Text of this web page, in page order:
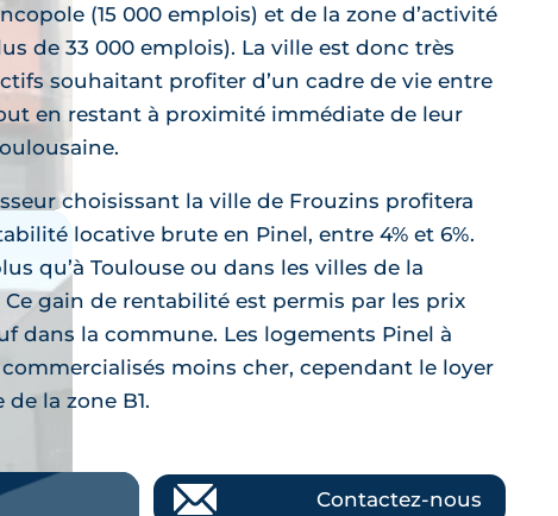
(15 000 emplois) et de la zone d’activité
de 33 000 emplois). La ville est donc très
souhaitant profiter d’un cadre de vie entre
en restant à proximité immédiate de leur
choisissant la ville de Frouzins profitera
locative brute en Pinel, entre 4% et 6%.
qu’à Toulouse ou dans les villes de la
gain de rentabilité est permis par les prix
dans la commune. Les logements Pinel à
moins cher, cependant le loyer
la zone B1.
Contactez-nous